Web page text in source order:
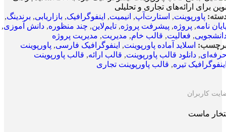
پاورپوینت, استارت‌آپ, انیمیت, اینفوگرافیک, بازاریابی, برندینگ,
نامه, پروژه, پیشرفت پروژه, تایم‌لاین, چند منظوره, دانش آموزی,
, فعالیت, قالب خام, مدیریت, مدیریت پروژه
اسلاید آماده پاورپوینت, اینفوگرافیک فارسی, پاورپوینت
, دانلود قالب پاورپوینت, قالب ارائه, قالب پاورپوینت
تیره, قالب پاورپوینت تجاری
کاربران
ماست